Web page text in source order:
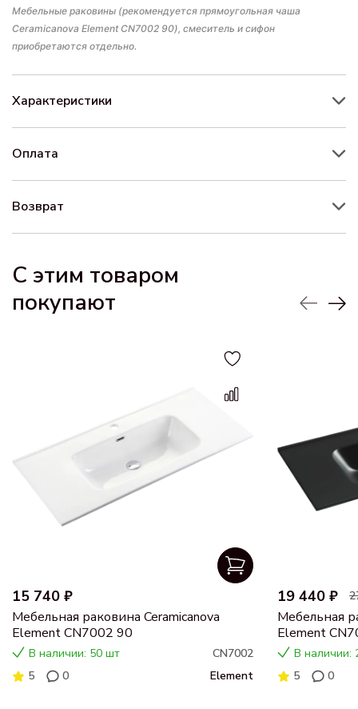
Мебельные раковины (рекомендуется прямоугольная чаша
Ceramicanova Element CN7002 90), смеситель и сифон
приобретаются отдельно.
Характеристики
Оплата
Возврат
С этим товаром
покупают
15 740 ₽
Мебельная раковина Ceramicanova
Element CN7002 90
В наличии: 50 шт
CN7002
5
0 Element
19 440 ₽
Мебельная
Element
В наличии:
5
0